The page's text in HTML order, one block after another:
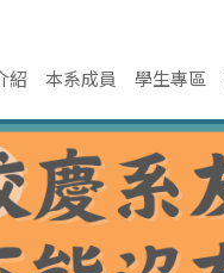
紹 本系成員 學生專區